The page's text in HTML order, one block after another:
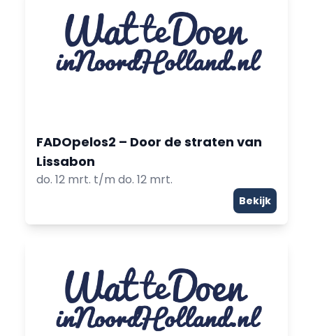
FADOpelos2 – Door de straten van
Lissabon
do. 12 mrt. t/m do. 12 mrt.
Bekijk